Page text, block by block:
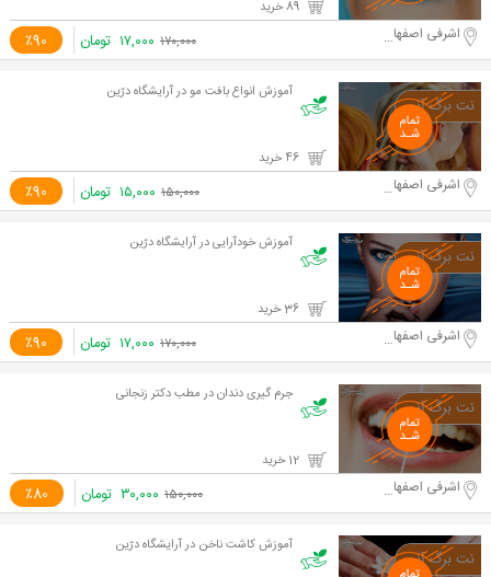
٪90 اشرفی اصفهانی -مرزداران ۱۷۰,۰۰۰ ۱۷,۰۰۰ تومان
آموزش انواع بافت مو در آرایشگاه درّین
٪90 اشرفی اصفهانی -مرزداران ۱۵۰,۰۰۰ ۱۵,۰۰۰ تومان
آموزش خودآرایی در آرایشگاه درّین
٪90 اشرفی اصفهانی -مرزداران ۱۷۰,۰۰۰ ۱۷,۰۰۰ تومان
جرم گیری دندان در مطب دکتر زنجانی
٪80 اشرفی اصفهانی -مرزداران ۱۵۰,۰۰۰ ۳۰,۰۰۰ تومان
آموزش کاشت ناخن در آرایشگاه درّین